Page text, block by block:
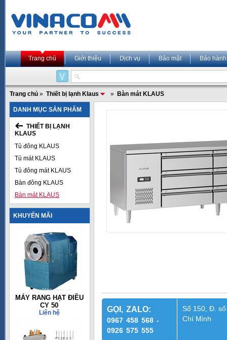
Trang chủ Giới thiệu Dịch vụ Bảo mật Bảo hành
Trang chủ » Thiết bị lạnh Klaus » Bàn mát KLAUS
DANH MỤC SẢN PHẨM
THIẾT BỊ LẠNH
KLAUS
Tủ đông KLAUS
Tủ mát KLAUS
Tủ đông mát KLAUS
Bàn đông KLAUS
Bàn mát KLAUS
KHUYẾN MÃI
MÁY RANG HẠT ĐIỀU
CY 50
Liên hệ GỌI, ZALO:
0967 458 568 -
0926 575 555
Số 150, Đ.
Chí Minh